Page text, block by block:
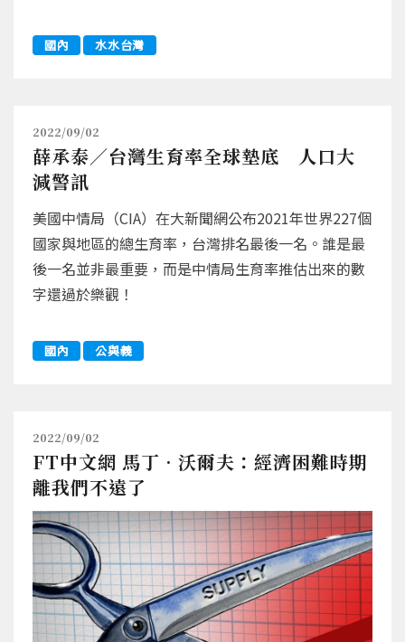
國內 水水台灣
2022/09/02
薛承泰／台灣生育率全球墊底 人口大
減警訊
美國中情局（CIA）在大新聞網公布2021年世界227個
國家與地區的總生育率，台灣排名最後一名。誰是最
後一名並非最重要，而是中情局生育率推估出來的數
字還過於樂觀！
國內 公與義
2022/09/02
FT中文網 馬丁•沃爾夫：經濟困難時期
離我們不遠了